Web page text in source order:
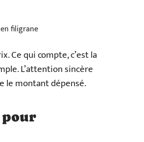
filigrane
Ce qui compte, c’est la
L’attention sincère
le montant dépensé.
pour